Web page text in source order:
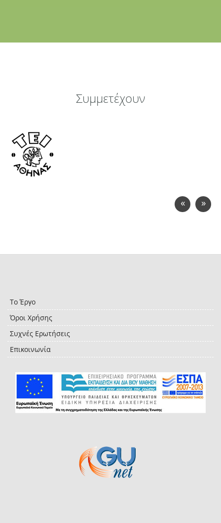
Συμμετέχουν
« »
Το Έργο
Όροι Χρήσης
Συχνές Ερωτήσεις
Επικοινωνία